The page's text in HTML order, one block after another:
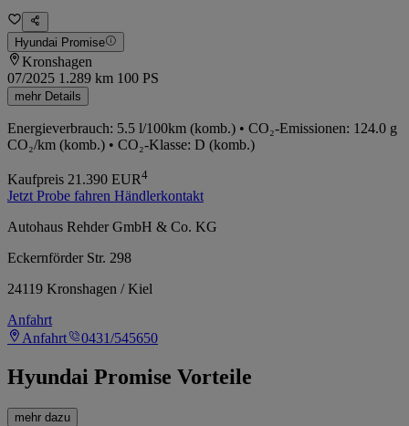
Hyundai Promise
Kronshagen
07/2025 1.289 km 100 PS
mehr Details
Energieverbrauch: 5.5 l/100km (komb.) • CO₂-Emissionen: 124.0 g
CO₂/km (komb.) • CO₂-Klasse: D (komb.)
Kaufpreis 21.390 EUR4
Jetzt Probe fahren Händlerkontakt
Autohaus Rehder GmbH & Co. KG
Eckernförder Str. 298
24119 Kronshagen / Kiel
Anfahrt
Anfahrt
0431/545650
Hyundai Promise Vorteile
mehr dazu